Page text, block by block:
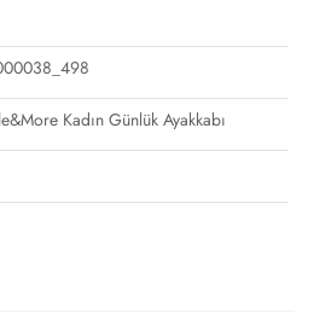
Kadın Günlük Ayakkabı